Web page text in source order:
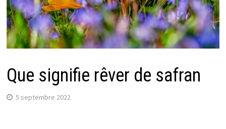
Que signifie rêver de safran
5 septembre 2022